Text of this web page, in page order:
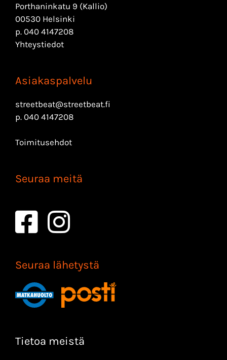
Porthaninkatu 9 (Kallio)
00530 Helsinki
p. 040 4147208
Yhteystiedot
Asiakaspalvelu
streetbeat@streetbeat.fi
p. 040 4147208
Toimitusehdot
Seuraa meitä
Seuraa lähetystä
Tietoa meistä